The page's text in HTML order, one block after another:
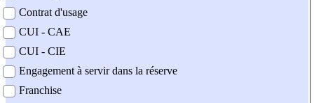
Contrat d'usage
CUI - CAE
CUI - CIE
Engagement à servir dans la réserve
Franchise